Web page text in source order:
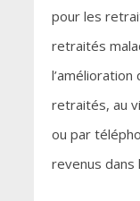
pour les
retraités
retraités, au
ou par
revenus dans